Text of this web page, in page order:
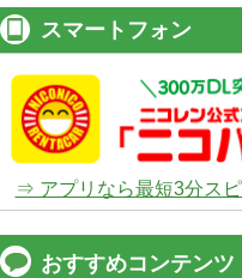
スマートフォン
⇒ アプリなら最短3分スピ
おすすめコンテンツ